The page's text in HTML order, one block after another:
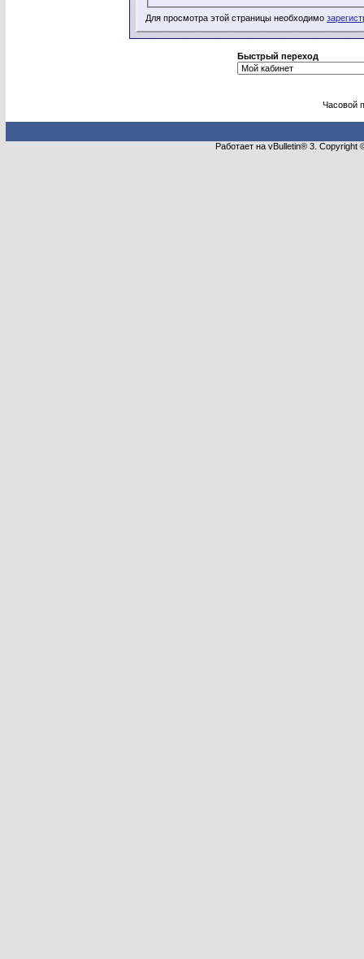
Для просмотра этой страницы необходимо
Быстрый переход
Часовой
Работает на vBulletin® 3.